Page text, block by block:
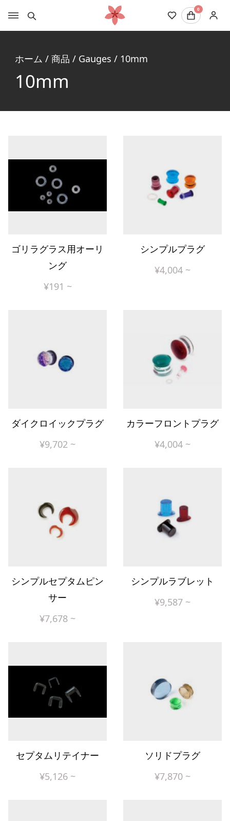
0
ホーム / 商品 / Gauges / 10mm
10mm
ゴリラグラス用オーリ
ング
¥191 ~
シンプルプラグ
¥4,004 ~
ダイクロイックプラグ
¥9,702 ~
カラーフロントプラグ
¥4,004 ~
シンプルセプタムピン
サー
¥7,678 ~
シンプルラブレット
¥9,587 ~
セプタムリテイナー
¥5,126 ~
ソリドプラグ
¥7,870 ~